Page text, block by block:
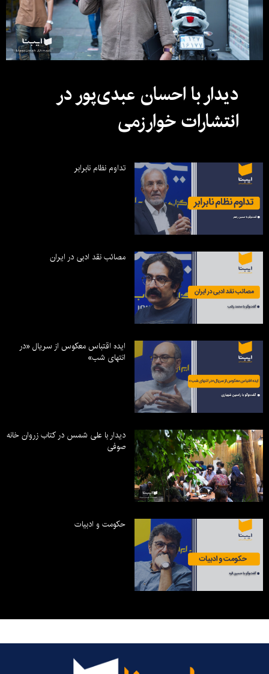
دیدار با احسان عبدی‌پور در
انتشارات خوارزمی
تداوم نظام نابرابر
مصائب نقد ادبی در ایران
ایده اقتباس معکوس از سریال «در
انتهای شب»
دیدار با علی شمس در کتاب زروان خانه
صوفی
حکومت و ادبیات